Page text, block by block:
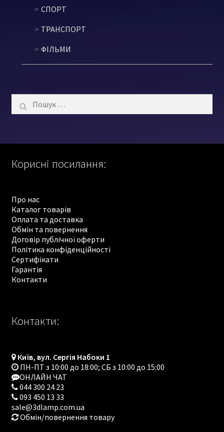
СПОРТ
ТРАНСПОРТ
ФІЛЬМИ
Корисні посилання:
Про нас
Каталог товарів
Оплата та доставка
Обмін та повернення
Договір публічної оферти
Політика конфіденційності
Сертифікати
Гарантія
Контакти
Контакти:
Київ, вул. Сергія Набоки 1
ПН-ПТ з 10:00 до 18:00; СБ з 10:00 до 15:00
ОНЛАЙН ЧАТ
044 300 24 23
093 450 13 33
sale@3dlamp.com.ua
Обмін/повернення товару